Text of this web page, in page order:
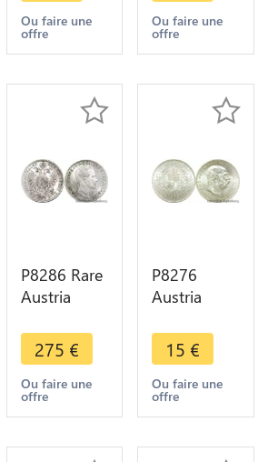
1884 Silver
AU -> Make
Ou faire une
offre
1878 Silver
UNC ->
Ou faire une
offre
P8286 Rare
Austria
Joseph I
1857 A
Silver UNC -
> Make
275 €
Ou faire une
offre
P8276
Austria
Franz
Joseph I
1915 Silver
AU -> M
15 €
Ou faire une
offre